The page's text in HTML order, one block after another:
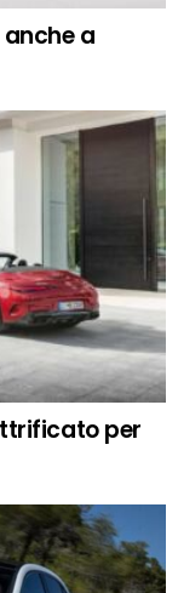
a
per